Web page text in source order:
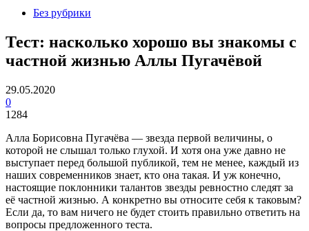
Без рубрики
Тест: насколько хорошо вы знакомы с
частной жизнью Аллы Пугачёвой
29.05.2020
0
1284
Алла Борисовна Пугачёва — звезда первой величины, о
которой не слышал только глухой. И хотя она уже давно не
выступает перед большой публикой, тем не менее, каждый из
наших современников знает, кто она такая. И уж конечно,
настоящие поклонники талантов звезды ревностно следят за
её частной жизнью. А конкретно вы относите себя к таковым?
Если да, то вам ничего не будет стоить правильно ответить на
вопросы предложенного теста.